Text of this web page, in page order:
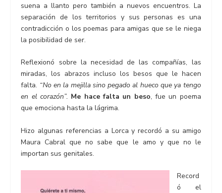
suena a llanto pero también a nuevos encuentros. La
separación de los territorios y sus personas es una
contradicción o los poemas para amigas que se le niega
la posibilidad de ser.
Reflexionó sobre la necesidad de las compañías, las
miradas, los abrazos incluso los besos que le hacen
falta. “No en la mejilla sino pegado al hueco que ya tengo
en el corazón”. Me hace falta un beso, fue un poema
que emociona hasta la lágrima.
Hizo algunas referencias a Lorca y recordó a su amigo
Maura Cabral que no sabe que le amo y que no le
importan sus genitales.
Record
ó el